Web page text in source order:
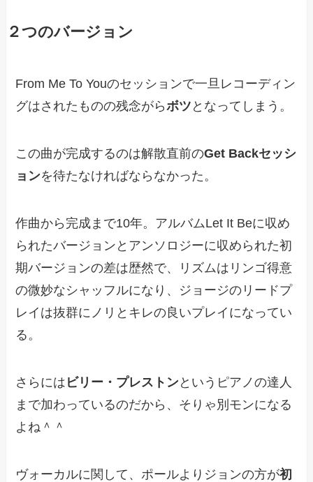
２つのバージョン
From Me To Youのセッションで一旦レコーディン
グはされたものの残念がらボツ となってしまう。
この曲が完成するのは解散直前のGet Backセッシ
ョンを待たなければならなかった。
作曲から完成まで10年。アルバムLet It Beに収め
られたバージョンとアンソロジーに収められた初
期バージョンの差は歴然で、リズムはリンゴ得意
の微妙なシャッフルになり、ジョージのリードプ
レイは抜群にノリとキレの良いプレイになってい
る。
さらには ビリー・プレストンというピアノの達人
まで加わっているのだから、そりゃ別モンになる
よね＾＾
ヴォーカルに関して、ポールよりジョンの方が初